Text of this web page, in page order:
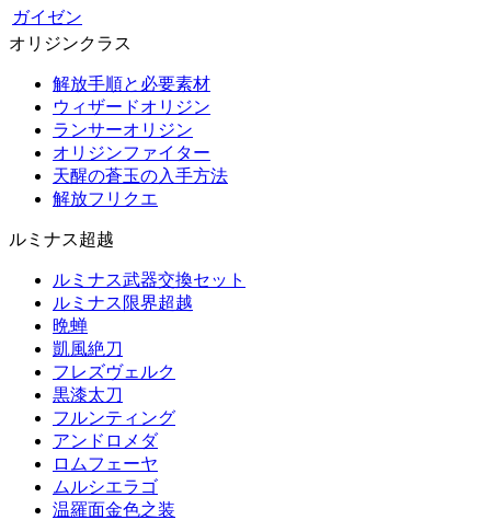
ガイゼン
オリジンクラス
解放手順と必要素材
ウィザードオリジン
ランサーオリジン
オリジンファイター
天醒の蒼玉の入手方法
解放フリクエ
ルミナス超越
ルミナス武器交換セット
ルミナス限界超越
晩蝉
凱風絶刀
フレズヴェルク
黒漆太刀
フルンティング
アンドロメダ
ロムフェーヤ
ムルシエラゴ
温羅面金色之装